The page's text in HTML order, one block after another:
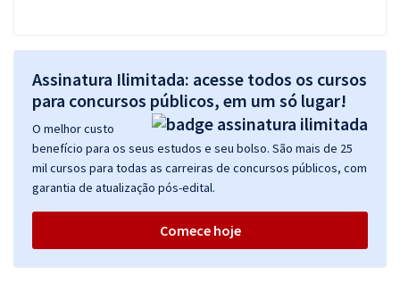
Assinatura Ilimitada: acesse todos os cursos
para concursos públicos, em um só lugar!
O melhor custo
benefício para os seus estudos e seu bolso. São mais de 25
mil cursos para todas as carreiras de concursos públicos, com
garantia de atualização pós-edital.
Comece hoje